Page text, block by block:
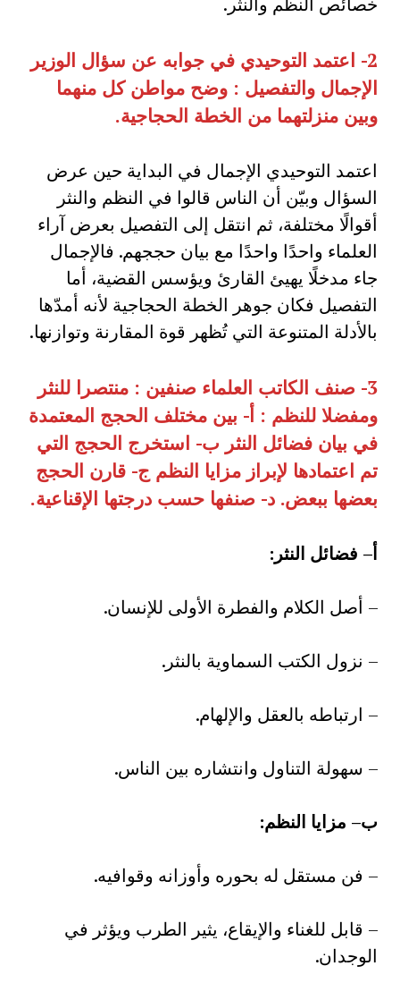
2- اعتمد التوحيدي في جوابه عن سؤال الوزير
الإجمال والتفصيل : وضح مواطن كل منهما
وبين منزلتهما من الخطة الحجاجية.
اعتمد التوحيدي الإجمال في البداية حين عرض
السؤال وبيّن أن الناس قالوا في النظم والنثر
أقوالًا مختلفة، ثم انتقل إلى التفصيل بعرض آراء
العلماء واحدًا واحدًا مع بيان حججهم. فالإجمال
جاء مدخلًا يهيئ القارئ ويؤسس القضية، أما
التفصيل فكان جوهر الخطة الحجاجية لأنه أمدّها
بالأدلة المتنوعة التي تُظهر قوة المقارنة وتوازنها.
3- صنف الكاتب العلماء صنفين : منتصرا للنثر
ومفضلا للنظم : أ- بين مختلف الحجج المعتمدة
في بيان فضائل النثر ب- استخرج الحجج التي
تم اعتمادها لإبراز مزايا النظم ج- قارن الحجج
بعضها ببعض. د- صنفها حسب درجتها الإقناعية.
أ– فضائل النثر:
– أصل الكلام والفطرة الأولى للإنسان.
– نزول الكتب السماوية بالنثر.
– ارتباطه بالعقل والإلهام.
– سهولة التناول وانتشاره بين الناس.
ب– مزايا النظم:
– فن مستقل له بحوره وأوزانه وقوافيه.
– قابل للغناء والإيقاع، يثير الطرب ويؤثر في
الوجدان.